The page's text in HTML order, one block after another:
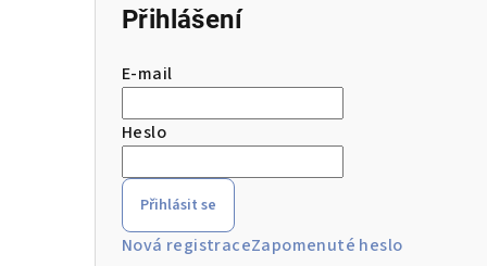
Přihlášení
E-mail
Heslo
Přihlásit se
Nová registraceZapomenuté heslo